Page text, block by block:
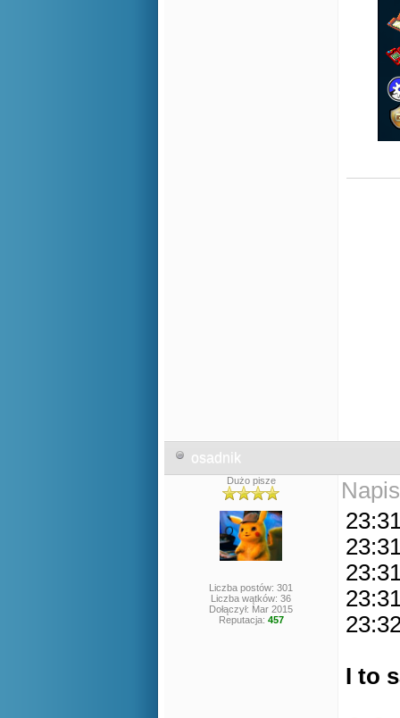
osadnik
Dużo pisze
Liczba postów: 301
Liczba wątków: 36
Dołączył: Mar 2015
Reputacja: 457
I to